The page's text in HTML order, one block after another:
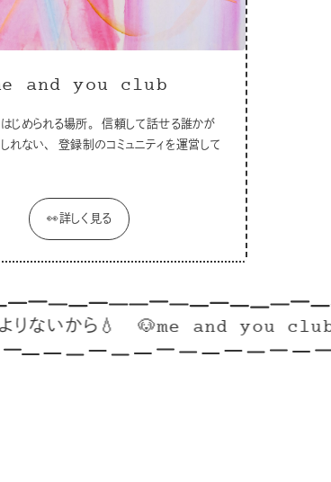
and you club
じめられる場所。 信頼して話せる誰かが
れない、 登録制のコミュニティを運営して
👀詳しく見る
から💧 🐶me and you clubはこち